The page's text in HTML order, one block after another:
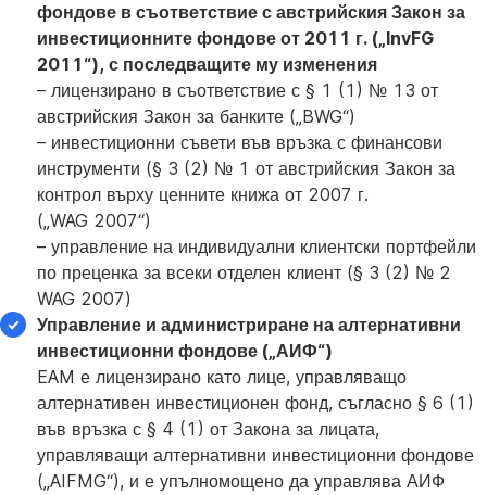
фондове в съответствие с австрийския Закон за
инвестиционните фондове от 2011 г. („InvFG
2011“), с последващите му изменения
– лицензирано в съответствие с § 1 (1) № 13 от
австрийския Закон за банките („BWG“)
– инвестиционни съвети във връзка с финансови
инструменти (§ 3 (2) № 1 от австрийския Закон за
контрол върху ценните книжа от 2007 г.
(„WAG 2007“)
– управление на индивидуални клиентски портфейли
по преценка за всеки отделен клиент (§ 3 (2) № 2
WAG 2007)
Управление и администриране на алтернативни
инвестиционни фондове („АИФ“)
EAM е лицензирано като лице, управляващо
алтернативен инвестиционен фонд, съгласно § 6 (1)
във връзка с § 4 (1) от Закона за лицата,
управляващи алтернативни инвестиционни фондове
(„AIFMG“), и е упълномощено да управлява АИФ